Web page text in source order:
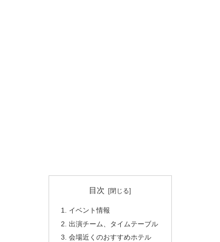
目次
イベント情報
出演チーム、タイムテーブル
会場近くのおすすめホテル